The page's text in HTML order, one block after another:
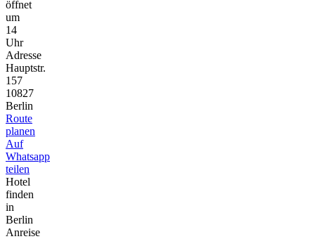
öffnet
um
14
Uhr
Adresse
Hauptstr.
157
10827
Berlin
Route
planen
Auf
Whatsapp
teilen
Hotel
finden
in
Berlin
Anreise